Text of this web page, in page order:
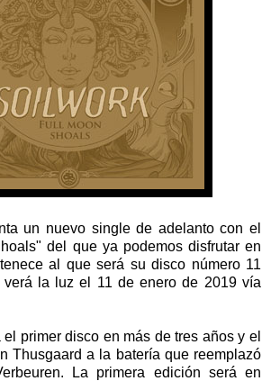
un nuevo single de adelanto con el
del que ya podemos disfrutar en
al que será su disco número 11
verá la luz el 11 de enero de 2019 vía
primer disco en más de tres años y el
Thusgaard a la batería que reemplazó
La primera edición será en